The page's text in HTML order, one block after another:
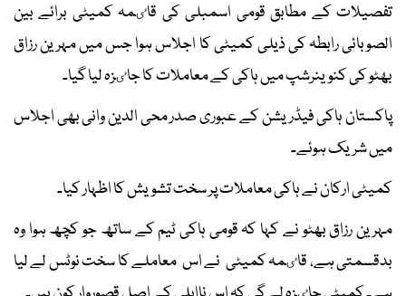
تفصیلات کے مطابق قومی اسمبلی کی قاٸمہ کمیٹی برائے بین
الصوبائی رابطہ کی ذیلی کمیٹی کا اجلاس ہوا جس میں مہرین رزاق
بھٹو کی کنوینرشپ میں ہاکی کے معاملات کا جاٸزہ لیا گیا۔
پاکستان ہاکی فیڈریشن کے عبوری صدر محی الدین وانی بھی اجلاس
میں شریک ہوئے۔
کمیٹی ارکان نے ہاکی معاملات پر سخت تشویش کا اظہار کیا۔
مہرین رزاق بھٹو نے کہا کہ قومی ہاکی ٹیم کے ساتھ جو کچھ ہوا وہ
بدقسمتی ہے، قاٸمہ کمیٹی نے اس معاملے کا سخت نوٹس لے لیا